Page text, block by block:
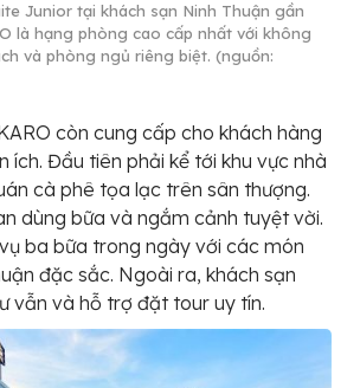
Junior tại khách sạn Ninh Thuận gần
là hạng phòng cao cấp nhất với không
và phòng ngủ riêng biệt. (nguồn:
còn cung cấp cho khách hàng
ích. Đầu tiên phải kể tới khu vực nhà
cà phê tọa lạc trên sân thượng.
dùng bữa và ngắm cảnh tuyệt vời.
ba bữa trong ngày với các món
đặc sắc. Ngoài ra, khách sạn
vẫn và hỗ trợ đặt tour uy tín.